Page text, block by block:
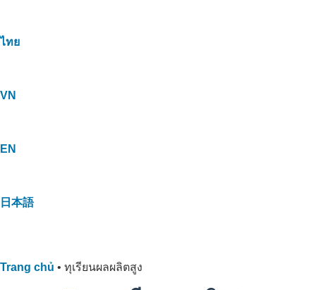
ไทย
VN
EN
日本語
Trang chủ • ทุเรียนผลผลิตสูง